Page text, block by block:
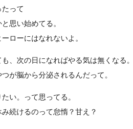
って
思い始めてる。
ローにはなれないよ。
、次の日になればやる気は無くなる。
が脳から分泌されるんだって。
い。って思ってる。
続けるのって怠惰？甘え？